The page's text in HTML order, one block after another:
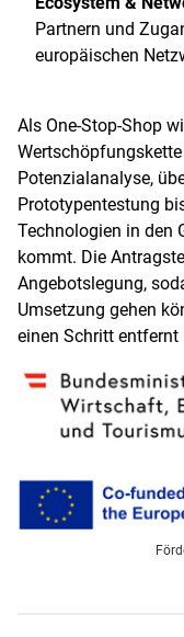
Partnern und
europäischen
Als One-Stop-Shop
Potenzialanalyse,
Prototypentestung
Technologien in den
kommt. Die
Angebotslegung,
Umsetzung gehen
einen Schritt